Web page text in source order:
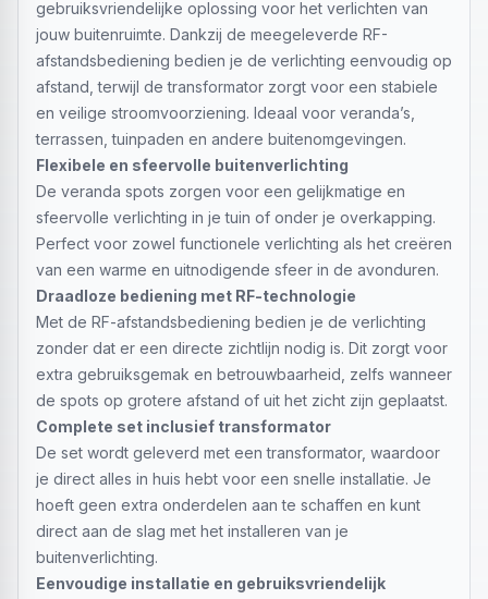
gebruiksvriendelijke oplossing voor het verlichten van
jouw buitenruimte. Dankzij de meegeleverde RF-
afstandsbediening bedien je de verlichting eenvoudig op
afstand, terwijl de transformator zorgt voor een stabiele
en veilige stroomvoorziening. Ideaal voor veranda’s,
terrassen, tuinpaden en andere buitenomgevingen.
Flexibele en sfeervolle buitenverlichting
De veranda spots zorgen voor een gelijkmatige en
sfeervolle verlichting in je tuin of onder je overkapping.
Perfect voor zowel functionele verlichting als het creëren
van een warme en uitnodigende sfeer in de avonduren.
Draadloze bediening met RF-technologie
Met de RF-afstandsbediening bedien je de verlichting
zonder dat er een directe zichtlijn nodig is. Dit zorgt voor
extra gebruiksgemak en betrouwbaarheid, zelfs wanneer
de spots op grotere afstand of uit het zicht zijn geplaatst.
Complete set inclusief transformator
De set wordt geleverd met een transformator, waardoor
je direct alles in huis hebt voor een snelle installatie. Je
hoeft geen extra onderdelen aan te schaffen en kunt
direct aan de slag met het installeren van je
buitenverlichting.
Eenvoudige installatie en gebruiksvriendelijk